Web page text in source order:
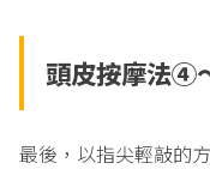
頭皮按摩法④
最後，以指尖輕敲的